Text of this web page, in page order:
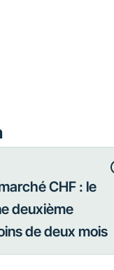
CHF : le
deuxième
de deux mois